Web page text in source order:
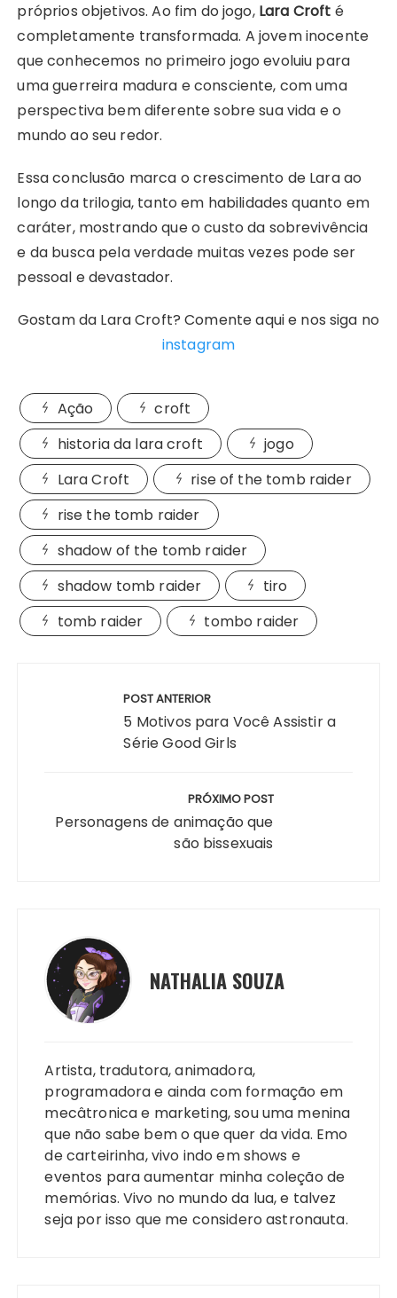
próprios objetivos. Ao fim do jogo, Lara Croft é
completamente transformada. A jovem inocente
que conhecemos no primeiro jogo evoluiu para
uma guerreira madura e consciente, com uma
perspectiva bem diferente sobre sua vida e o
mundo ao seu redor.
Essa conclusão marca o crescimento de Lara ao
longo da trilogia, tanto em habilidades quanto em
caráter, mostrando que o custo da sobrevivência
e da busca pela verdade muitas vezes pode ser
pessoal e devastador.
Gostam da Lara Croft? Comente aqui e nos siga no
instagram
Ação
croft
historia da lara croft
jogo
Lara Croft
rise of the tomb raider
rise the tomb raider
shadow of the tomb raider
shadow tomb raider
tiro
tomb raider
tombo raider
POST ANTERIOR
5 Motivos para Você Assistir a
Série Good Girls
PRÓXIMO POST
Personagens de animação que
são bissexuais
NATHALIA SOUZA
Artista, tradutora, animadora,
programadora e ainda com formação em
mecâtronica e marketing, sou uma menina
que não sabe bem o que quer da vida. Emo
de carteirinha, vivo indo em shows e
eventos para aumentar minha coleção de
memórias. Vivo no mundo da lua, e talvez
seja por isso que me considero astronauta.